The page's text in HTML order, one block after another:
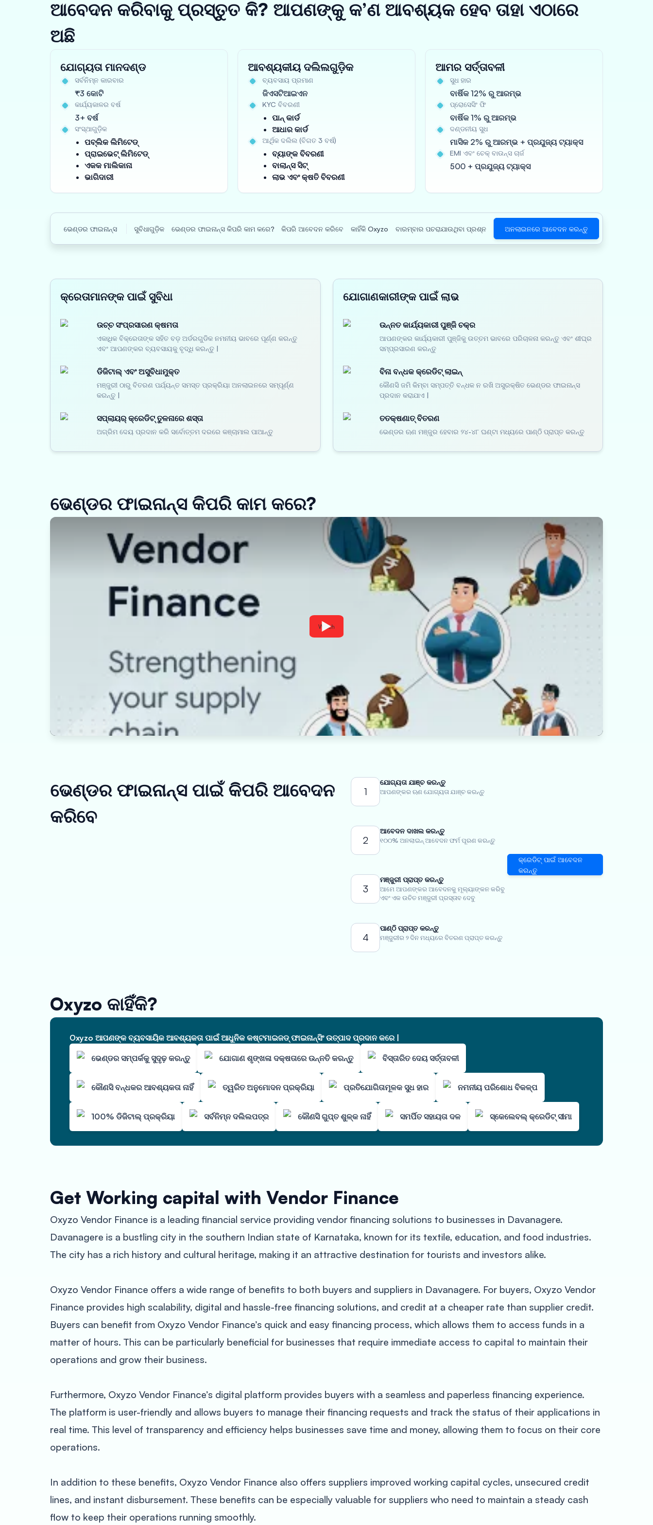
ଆବେଦନ କରିବାକୁ ପ୍ରସ୍ତୁତ କି? ଆପଣଙ୍କୁ କ’ଣ ଆବଶ୍ୟକ ହେବ ତାହା ଏଠାରେ
ଅଛି
ଯୋଗ୍ୟତା ମାନଦଣ୍ଡ
ସର୍ବନିମ୍ନ କାରବାର
₹3 କୋଟି
କାର୍ଯ୍ୟକାଳର ବର୍ଷ
3+ ବର୍ଷ
ସଂସ୍ଥାଗୁଡ଼ିକ
ପବ୍ଲିକ ଲିମିଟେଡ୍
ପ୍ରାଇଭେଟ୍ ଲିମିଟେଡ୍
ଏକକ ମାଲିକାନା
ଭାଗିଦାରୀ
ଆବଶ୍ୟକୀୟ ଦଲିଲଗୁଡ଼ିକ
ବ୍ୟବସାୟ ପ୍ରମାଣ
ଜିଏସଟିଆଇଏନ
KYC ବିବରଣୀ
ପାନ୍ କାର୍ଡ
ଆଧାର କାର୍ଡ
ଆର୍ଥିକ ଦଲିଲ (ବିଗତ 3 ବର୍ଷ)
ବ୍ୟାଙ୍କ ବିବରଣୀ
ବାଲାନ୍ସ ସିଟ୍
ଲାଭ ଏବଂ କ୍ଷତି ବିବରଣୀ
ଆମର ସର୍ତ୍ତାବଳୀ
ସୁଧ ହାର
ବାର୍ଷିକ 12% ରୁ ଆରମ୍ଭ
ପ୍ରୋସେସିଂ ଫି
ବାର୍ଷିକ 1% ରୁ ଆରମ୍ଭ
ଦଣ୍ଡନୀୟ ସୁଧ
ମାସିକ 2% ରୁ ଆରମ୍ଭ + ପ୍ରଯୁଜ୍ୟ ଟ୍ୟାକ୍ସ
EMI ଏବଂ ଚେକ୍ ବାଉନ୍ସ ଚାର୍ଜ
500 + ପ୍ରଯୁଜ୍ୟ ଟ୍ୟାକ୍ସ
ଭେଣ୍ଡର ଫାଇନାନ୍ସ ସୁବିଧାଗୁଡ଼ିକ ଭେଣ୍ଡର ଫାଇନାନ୍ସ କିପରି କାମ କରେ? କିପରି ଆବେଦନ କରିବେ କାହିଁକି Oxyzo ବାରମ୍ବାର ପଚରାଯାଉଥିବା ପ୍ରଶ୍ନ ଅନଲାଇନରେ ଆବେଦନ କରନ୍ତୁ
କ୍ରେତାମାନଙ୍କ ପାଇଁ ସୁବିଧା
ଉଚ୍ଚ ସଂପ୍ରସାରଣ କ୍ଷମତା
ଏକାଧିକ ବିକ୍ରେତାଙ୍କ ସହିତ ବଡ଼ ଅର୍ଡରଗୁଡିକ ନମନୀୟ ଭାବରେ ପୂର୍ଣ୍ଣ କରନ୍ତୁ
ଏବଂ ଆପଣଙ୍କର ବ୍ୟବସାୟକୁ ବୃଦ୍ଧି କରନ୍ତୁ |
ଡିଜିଟାଲ୍ ଏବଂ ଅସୁବିଧାମୁକ୍ତ
ମଞ୍ଜୁରୀ ଠାରୁ ବିତରଣ ପର୍ଯ୍ୟନ୍ତ ସମସ୍ତ ପ୍ରକ୍ରିୟା ଅନଲାଇନରେ ସମ୍ପୂର୍ଣ୍ଣ
କରନ୍ତୁ |
ସପ୍ଲାୟର୍ କ୍ରେଡିଟ୍ ତୁଳନାରେ ଶସ୍ତା
ଅଗ୍ରିମ ଦେୟ ପ୍ରଦାନ କରି ସର୍ବୋତ୍ତମ ଦରରେ କଞ୍ଚାମାଲ ପାଆନ୍ତୁ
ଯୋଗାଣକାରୀଙ୍କ ପାଇଁ ଲାଭ
ଉନ୍ନତ କାର୍ଯ୍ୟକାରୀ ପୁଞ୍ଜି ଚକ୍ର
ଆପଣଙ୍କର କାର୍ଯ୍ୟକାରୀ ପୁଞ୍ଜିକୁ ଉତ୍ତମ ଭାବରେ ପରିଚାଳନା କରନ୍ତୁ ଏବଂ ଶୀଘ୍ର
ସମ୍ପ୍ରସାରଣ କରନ୍ତୁ
ବିନା ବନ୍ଧକ କ୍ରେଡିଟ୍ ଲାଇନ୍
କୌଣସି ଜମି କିମ୍ବା ସମ୍ପତ୍ତି ବନ୍ଧକ ନ ରଖି ଅସୁରକ୍ଷିତ ଭେଣ୍ଡର ଫାଇନାନ୍ସ
ପ୍ରଦାନ କରାଯାଏ |
ତତକ୍ଷଣାତ୍ ବିତରଣ
ଭେଣ୍ଡର ଋଣ ମଞ୍ଜୁର ହେବାର ୨୪-୪୮ ଘଣ୍ଟା ମଧ୍ୟରେ ପାଣ୍ଠି ପ୍ରାପ୍ତ କରନ୍ତୁ
ଭେଣ୍ଡର ଫାଇନାନ୍ସ କିପରି କାମ କରେ?
Watch
ଭେଣ୍ଡର ଫାଇନାନ୍ସ ପାଇଁ କିପରି ଆବେଦନ
କରିବେ
1
ଯୋଗ୍ୟତା ଯାଞ୍ଚ କରନ୍ତୁ
ଆପଣଙ୍କର ଋଣ ଯୋଗ୍ୟତା ଯାଞ୍ଚ କରନ୍ତୁ
2
ଆବେଦନ ଦାଖଲ କରନ୍ତୁ
୧୦୦% ଅନଲାଇନ୍ ଆବେଦନ ଫର୍ମ ପୂରଣ କରନ୍ତୁ
3
ମଞ୍ଜୁରୀ ପ୍ରାପ୍ତ କରନ୍ତୁ
ଆମେ ଆପଣଙ୍କର ଆବେଦନକୁ ମୂଲ୍ୟାଙ୍କନ କରିବୁ
ଏବଂ ଏକ ଉଚିତ ମଞ୍ଜୁରୀ ପ୍ରସ୍ତାବ ଦେବୁ
4
ପାଣ୍ଠି ପ୍ରାପ୍ତ କରନ୍ତୁ
ମଞ୍ଜୁରୀର ୨ ଦିନ ମଧ୍ୟରେ ବିତରଣ ପ୍ରାପ୍ତ କରନ୍ତୁ
କ୍ରେଡିଟ୍ ପାଇଁ ଆବେଦନ
କରନ୍ତୁ
Oxyzo କାହିଁକି?
Oxyzo ଆପଣଙ୍କ ବ୍ୟବସାୟିକ ଆବଶ୍ୟକତା ପାଇଁ ଆଧୁନିକ କଷ୍ଟମାଇଜଡ୍ ଫାଇନାନ୍ସିଂ ଉତ୍ପାଦ ପ୍ରଦାନ କରେ |
ଭେଣ୍ଡର ସମ୍ପର୍କକୁ ସୁଦୃଢ଼ କରନ୍ତୁ ଯୋଗାଣ ଶୃଙ୍ଖଳା ଦକ୍ଷତାରେ ଉନ୍ନତି କରନ୍ତୁ ବିସ୍ତାରିତ ଦେୟ ସର୍ତ୍ତାବଳୀ
କୌଣସି ବନ୍ଧକର ଆବଶ୍ୟକତା ନାହିଁ ତ୍ୱରିତ ଅନୁମୋଦନ ପ୍ରକ୍ରିୟା ପ୍ରତିଯୋଗିତାମୂଳକ ସୁଧ ହାର ନମନୀୟ ପରିଶୋଧ ବିକଳ୍ପ
100% ଡିଜିଟାଲ୍ ପ୍ରକ୍ରିୟା ସର୍ବନିମ୍ନ ଦଲିଲପତ୍ର କୌଣସି ଗୁପ୍ତ ଶୁଳ୍କ ନାହିଁ ସମର୍ପିତ ସହାୟତା ଦଳ ସ୍କେଲେବଲ୍ କ୍ରେଡିଟ୍ ସୀମା
Get Working capital with Vendor Finance
Oxyzo Vendor Finance is a leading financial service providing vendor financing solutions to businesses in Davanagere.
Davanagere is a bustling city in the southern Indian state of Karnataka, known for its textile, education, and food industries.
The city has a rich history and cultural heritage, making it an attractive destination for tourists and investors alike.
Oxyzo Vendor Finance offers a wide range of benefits to both buyers and suppliers in Davanagere. For buyers, Oxyzo Vendor
Finance provides high scalability, digital and hassle-free financing solutions, and credit at a cheaper rate than supplier credit.
Buyers can benefit from Oxyzo Vendor Finance’s quick and easy financing process, which allows them to access funds in a
matter of hours. This can be particularly beneficial for businesses that require immediate access to capital to maintain their
operations and grow their business.
Furthermore, Oxyzo Vendor Finance’s digital platform provides buyers with a seamless and paperless financing experience.
The platform is user-friendly and allows buyers to manage their financing requests and track the status of their applications in
real time. This level of transparency and efficiency helps businesses save time and money, allowing them to focus on their core
operations.
In addition to these benefits, Oxyzo Vendor Finance also offers suppliers improved working capital cycles, unsecured credit
lines, and instant disbursement. These benefits can be especially valuable for suppliers who need to maintain a steady cash
flow to keep their operations running smoothly.